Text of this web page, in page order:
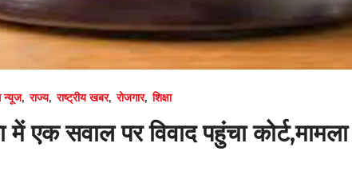
न्यूज, राज्य, राष्ट्रीय खबर, रोजगार, शिक्षा
में एक सवाल पर विवाद पहुंचा कोर्ट,मामला